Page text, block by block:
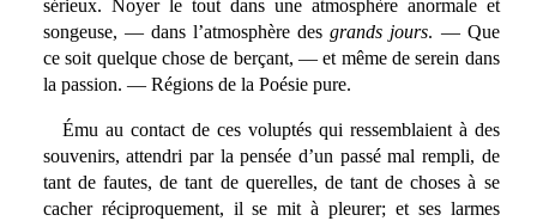
sérieux. Noyer le tout dans une atmosphère anormale et
songeuse, — dans l’atmosphère desgrands jours. — Que
ce soit quelque chose de berçant, — et même de serein dans
la passion. — Régions de la Poésie pure.
Ému au contact de ces voluptés qui ressemblaient à des
souvenirs, attendri par la pensée d’un passé mal rempli, de
tant de fautes, de tant de querelles, de tant de choses à se
cacher réciproquement, il se mit à pleurer; et ses larmes